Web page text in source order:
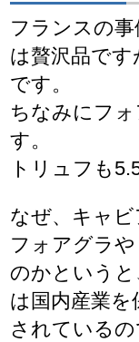
フランスの
は贅沢品です
です。
ちなみにフ
す。
トリュフも
なぜ、キャ
フォアグラ
のかという
は国内産業を
されているの